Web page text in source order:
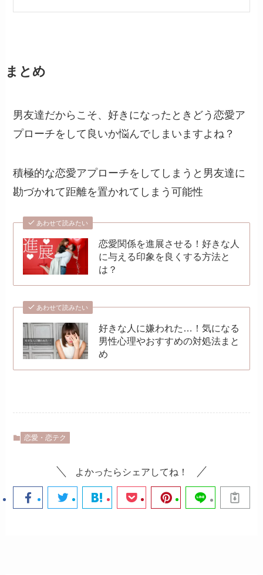
まとめ
男友達だからこそ、好きになったときどう恋愛ア
プローチをして良いか悩んでしまいますよね？
積極的な恋愛アプローチをしてしまうと男友達に
勘づかれて距離を置かれてしまう可能性
あわせて読みたい
恋愛関係を進展させる！好きな人
に与える印象を良くする方法と
は？
あわせて読みたい
好きな人に嫌われた…！気になる
男性心理やおすすめの対処法まと
め
恋愛・恋テク
よかったらシェアしてね！